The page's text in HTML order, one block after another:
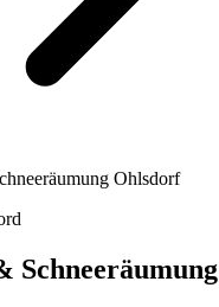
Ohlsdorf
Schneeräumung